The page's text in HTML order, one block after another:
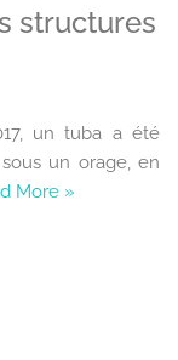
structures
un tuba a été
un orage, en
More »